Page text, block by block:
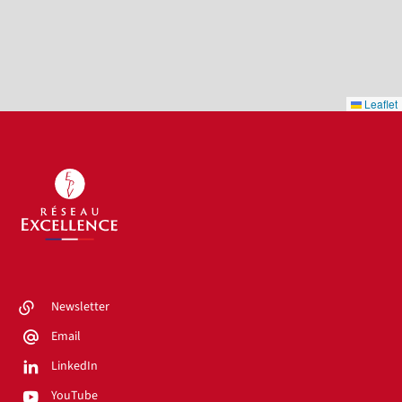
Leaflet
Newsletter
Email
LinkedIn
YouTube